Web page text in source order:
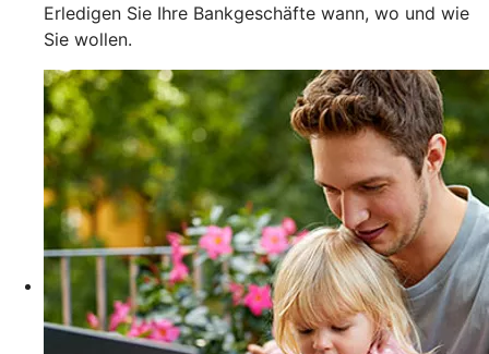
Erledigen Sie Ihre Bankgeschäfte wann, wo und wie
Sie wollen.